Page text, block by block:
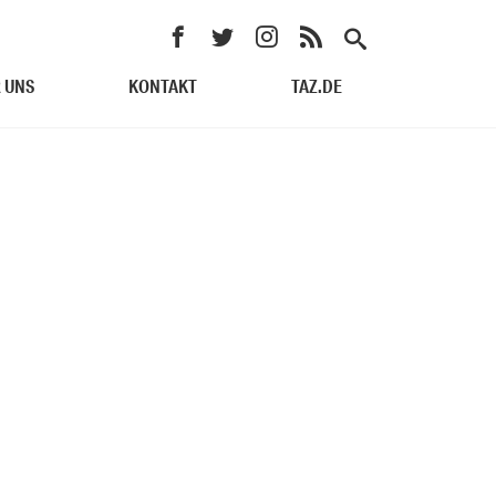
UNS KONTAKT TAZ.DE